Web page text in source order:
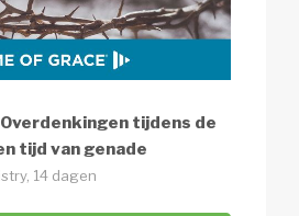
tijdens de
tijd van genade
14 dagen